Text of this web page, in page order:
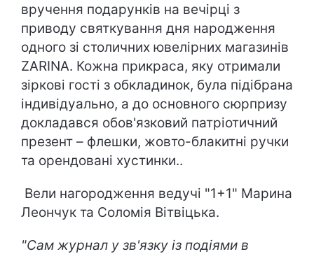
вручення подарунків на вечірці з
приводу святкування дня народження
одного зі столичних ювелірних магазинів
ZARINA. Кожна прикраса, яку отримали
зіркові гості з обкладинок, була підібрана
індивідуально, а до основного сюрпризу
докладався обов'язковий патріотичний
презент – флешки, жовто-блакитні ручки
та орендовані хустинки..
Вели нагородження ведучі "1+1" Марина
Леончук та Соломія Вітвіцька.
"Сам журнал у зв'язку із подіями в